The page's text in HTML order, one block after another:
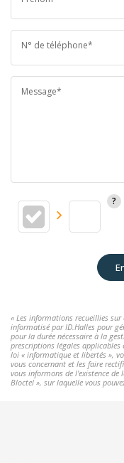
N° de téléphone*
Message*
« Les informations recueillies
informatisé par ID.Halles pour
pour la durée nécessaire à la
prescriptions légales
loi « informatique et libertés »,
vous concernant et les faire
vous informons de l'existence
Bloctel », sur laquelle vous